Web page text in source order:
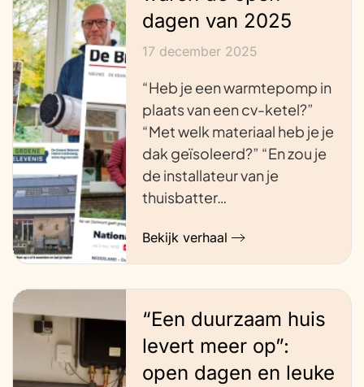
dagen van 2025
17 december 2025
“Heb je een warmtepomp in
plaats van een cv-ketel?”
“Met welk materiaal heb je je
dak geïsoleerd?” “En zou je
de installateur van je
thuisbatter…
Bekijk verhaal
“Een duurzaam huis
levert meer op”:
open dagen en leuke